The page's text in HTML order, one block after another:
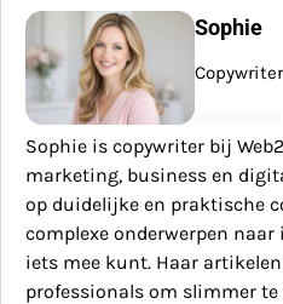
Sophie
Copywriter
Sophie is copywriter bij
marketing, business en
op duidelijke en praktische
complexe onderwerpen
iets mee kunt. Haar
professionals om slimmer